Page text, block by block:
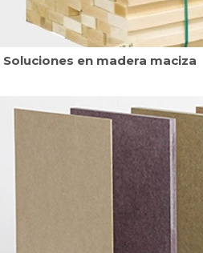
Soluciones en madera maciza